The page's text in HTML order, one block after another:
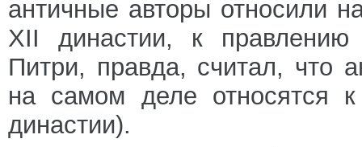
античные авторы относили
XII династии, к правлению
Питри, правда, считал, что
на самом деле относятся
династии).